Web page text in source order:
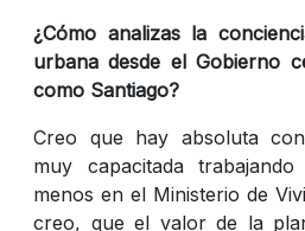
¿Cómo analizas la
urbana desde el Gobierno
como Santiago?
Creo que hay absoluta
muy capacitada
menos en el Ministerio de
creo, que el valor de la